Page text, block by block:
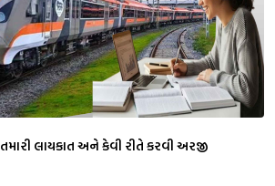
લાયકાત અને કેવી રીતે કરવી અરજી